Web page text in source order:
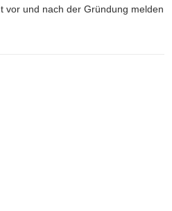
vor und nach der Gründung melden